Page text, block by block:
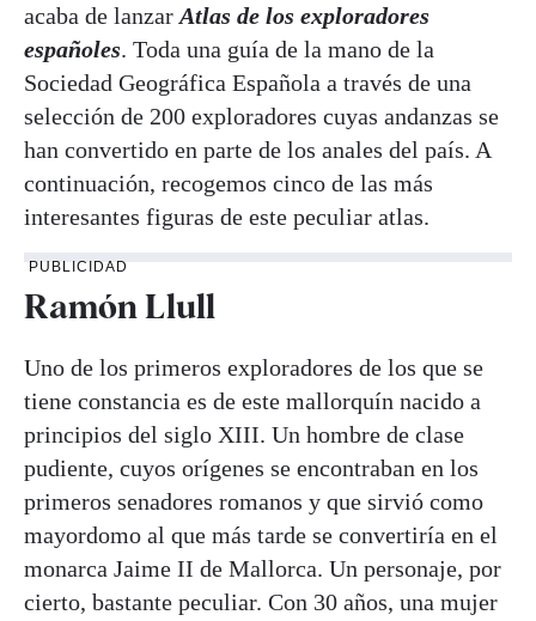
acaba de lanzar Atlas de los exploradores
españoles. Toda una guía de la mano de la
Sociedad Geográfica Española a través de una
selección de 200 exploradores cuyas andanzas se
han convertido en parte de los anales del país. A
continuación, recogemos cinco de las más
interesantes figuras de este peculiar atlas.
PUBLICIDAD
Ramón Llull
Uno de los primeros exploradores de los que se
tiene constancia es de este mallorquín nacido a
principios del siglo XIII. Un hombre de clase
pudiente, cuyos orígenes se encontraban en los
primeros senadores romanos y que sirvió como
mayordomo al que más tarde se convertiría en el
monarca Jaime II de Mallorca. Un personaje, por
cierto, bastante peculiar. Con 30 años, una mujer